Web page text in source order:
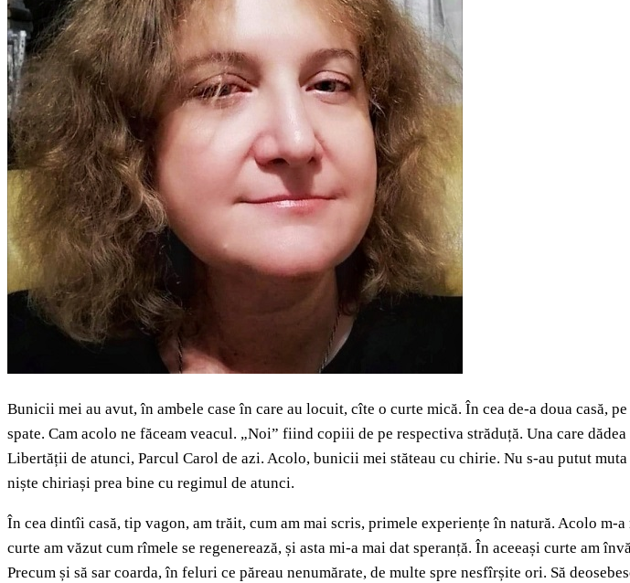
Bunicii mei au avut, în ambele case în care au locuit, cîte o curte mică. În cea de-a doua casă,
spate. Cam acolo ne făceam veacul. „Noi” fiind copiii de pe respectiva străduță. Una care
Libertății de atunci, Parcul Carol de azi. Acolo, bunicii mei stăteau cu chirie. Nu s-au putut
niște chiriași prea bine cu regimul de atunci.
În cea dintîi casă, tip vagon, am trăit, cum am mai scris, primele experiențe în natură. Acolo
curte am văzut cum rîmele se regenerează, și asta mi-a mai dat speranță. În aceeași curte am
Precum și să sar coarda, în feluri ce păreau nenumărate, de multe spre nesfîrșite ori. Să